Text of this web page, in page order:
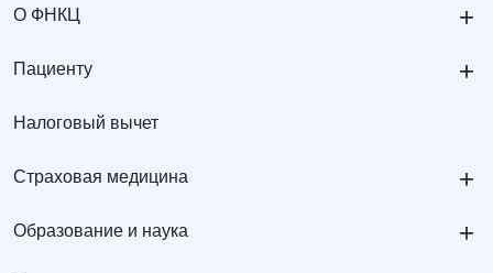
О ФНКЦ +
Пациенту +
Налоговый вычет
Страховая медицина +
Образование и наука +